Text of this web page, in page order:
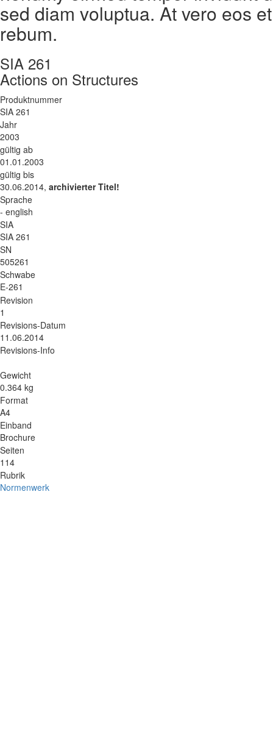
sed diam voluptua. At vero eos
rebum.
SIA 261
Actions on Structures
Produktnummer
SIA 261
Jahr
2003
gültig ab
01.01.2003
gültig bis
30.06.2014, archivierter Titel!
Sprache
- english
SIA
SIA 261
SN
505261
Schwabe
E-261
Revision
1
Revisions-Datum
11.06.2014
Revisions-Info
Gewicht
0.364 kg
Format
A4
Einband
Brochure
Seiten
114
Rubrik
Normenwerk